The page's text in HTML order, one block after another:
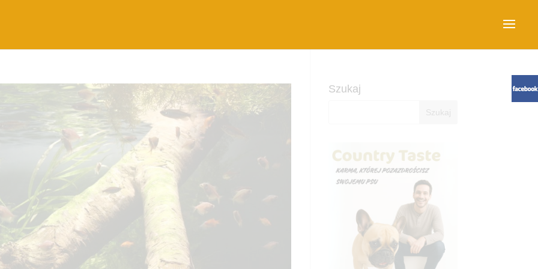
Szukaj